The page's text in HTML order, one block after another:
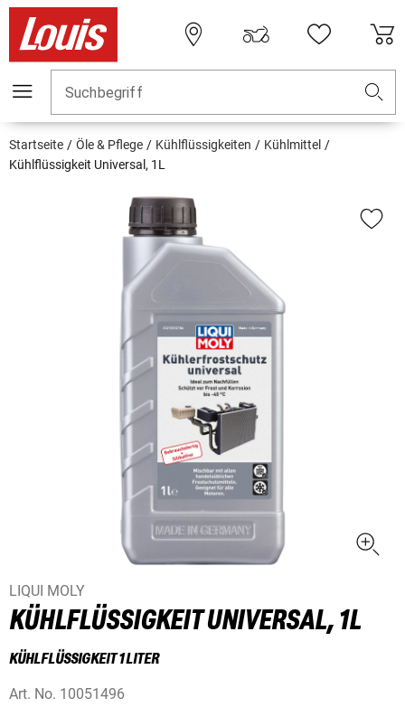
Suchbegriff
Startseite Öle & Pflege Kühlflüssigkeiten
Kühlmittel
Kühlflüssigkeit Universal, 1L
LIQUI MOLY
KÜHLFLÜSSIGKEIT UNIVERSAL, 1L
KÜHLFLÜSSIGKEIT 1 LITER
Art. No. 10051496